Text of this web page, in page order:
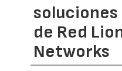
de Red
Networks